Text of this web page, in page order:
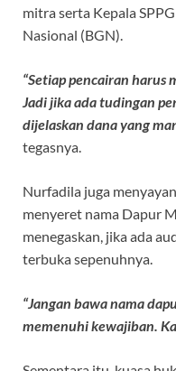
mitra serta Kepala
Nasional (BGN).
“Setiap pencairan harus
Jadi jika ada tudingan
dijelaskan dana yang
tegasnya.
Nurfadila juga
menyeret nama Dapur
menegaskan, jika ada
terbuka sepenuhnya.
“Jangan bawa nama
memenuhi kewajiban.